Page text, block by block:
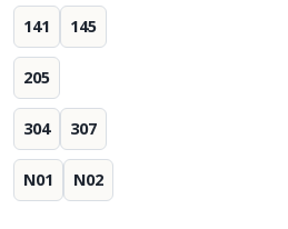
141 145
205
304 307
N01 N02